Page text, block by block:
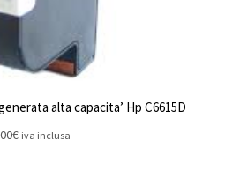
alta capacita’ Hp C6615D
€ iva inclusa